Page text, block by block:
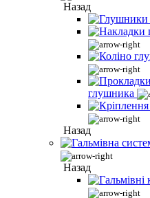
Назад
глушника
Назад
Назад